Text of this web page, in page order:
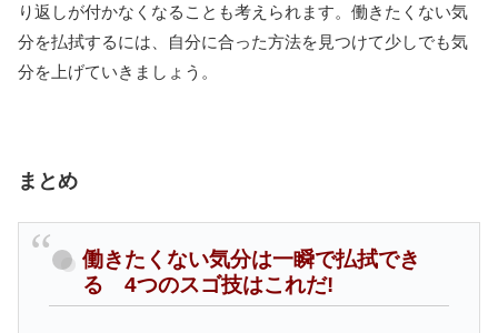
り返しが付かなくなることも考えられます。働きたくない気
分を払拭するには、自分に合った方法を見つけて少しでも気
分を上げていきましょう。
まとめ
働きたくない気分は一瞬で払拭でき
る 4つのスゴ技はこれだ!